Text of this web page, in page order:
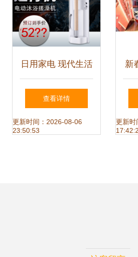
日用家电 现代生活
的得力助手
查看详情
更新时间：2026-08-06
23:50:53
新
更新时